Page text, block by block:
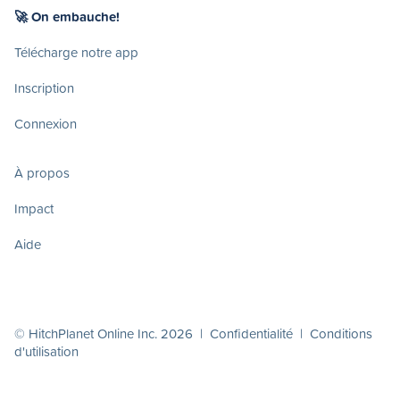
🚀 On embauche!
Télécharge notre app
Inscription
Connexion
À propos
Impact
Aide
© HitchPlanet Online Inc. 2026 | Confidentialité | Conditions
d'utilisation